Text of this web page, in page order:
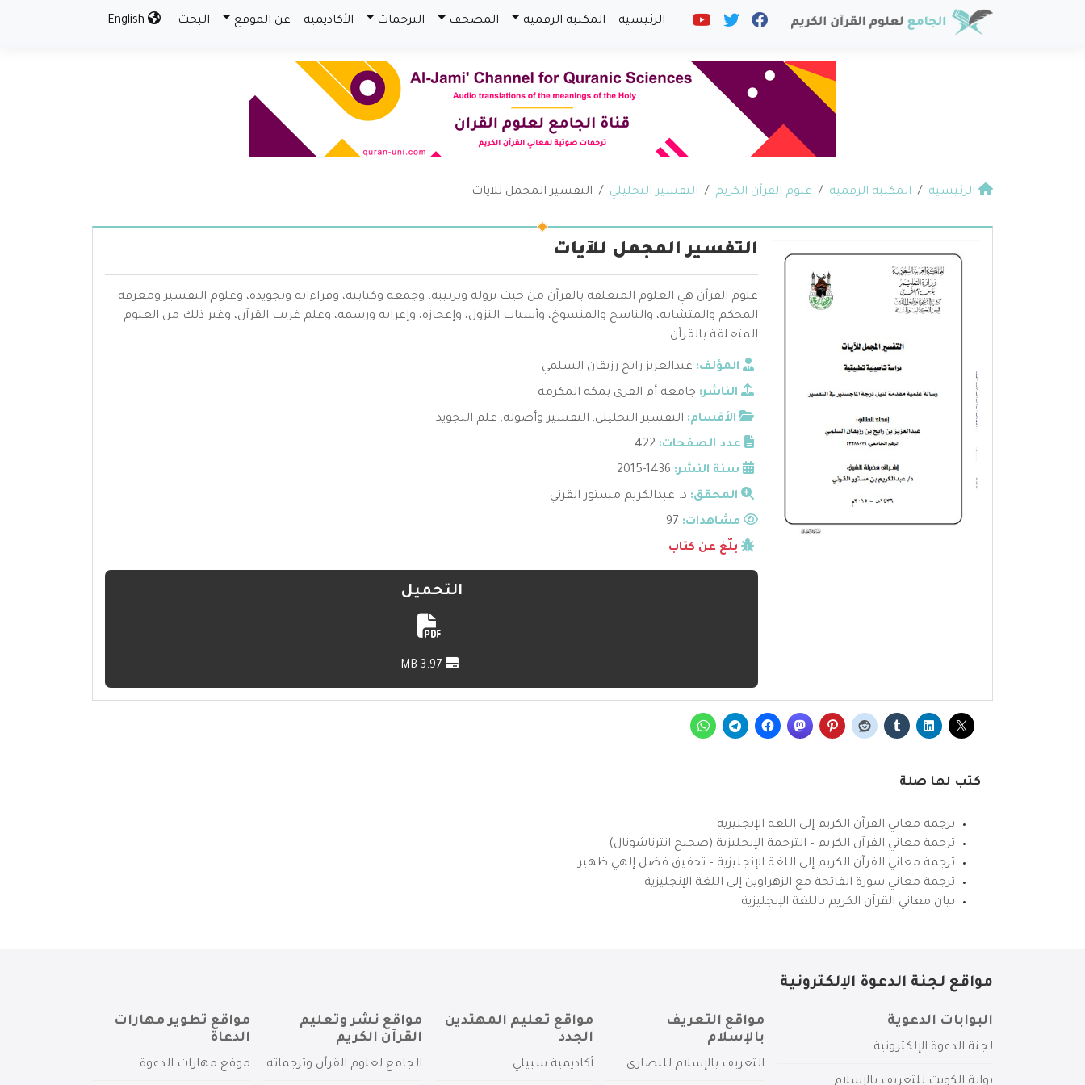
الرئيسية المكتبة الرقمية المصحف الترجمات الأكاديمية عن الموقع البحث
الرئيسية المكتبة الرقمية علوم القرآن الكريم التفسير التحليلي التفسير المجمل للآيات
التفسير المجمل للآيات
علوم القرآن هي العلوم المتعلقة بالقرآن من حيث نزوله وترتيبه، وجمعه وكتابته، وقراءاته وتجويده، وعلوم التفسير ومعرفة
المحكم والمتشابه، والناسخ والمنسوخ، وأسباب النزول، وإعجازه، وإعرابه ورسمه، وعلم غريب القرآن، وغير ذلك من العلوم
المتعلقة بالقرآن.
المؤلف: عبدالعزيز رابح رزيقان السلمي
الناشر: جامعة أم القرى بمكة المكرمة
الأقسام: التفسير التحليلي, التفسير وأصوله, علم التجويد
عدد الصفحات: 422
سنة النشر: 1436-2015
المحقق: د. عبدالكريم مستور القرني
مشاهدات:
بلّغ عن كتاب
التحميل
كتب لها صلة
ترجمة معاني القرآن الكريم إلى اللغة الإنجليزية
ترجمة معاني القرآن الكريم – الترجمة الإنجليزية (صحيح انترناشونال)
ترجمة معاني القرآن الكريم إلى اللغة الإنجليزية – تحقيق فضل إلهي ظهير
ترجمة معاني سورة الفاتحة مع الزهراوين إلى اللغة الإنجليزية
بيان معاني القرآن الكريم باللغة الإنجليزية
مواقع لجنة الدعوة الإلكترونية
البوابات الدعوية
لجنة الدعوة الإلكترونية
بوابة الكويت للتعريف بالإسلام
مواقع التعريف
بالإسلام
التعريف بالإسلام للنصارى
مواقع تعليم المهتدين
الجدد
أكاديمية سبيلي
مواقع نشر وتعليم
القرآن الكريم
الجامع لعلوم القرآن وترجماته
مواقع تطوير مهارات
الدعاة
موقع مهارات الدعوة